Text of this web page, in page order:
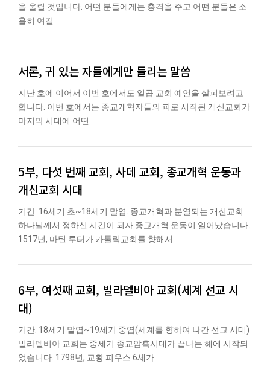
을 울릴 것입니다. 어떤 분들에게는 충격을 주고 어떤 분들은 소
홀히 여길
서론, 귀 있는 자들에게만 들리는 말씀
지난 호에 이어서 이번 호에서도 일곱 교회 예언을 살펴보려고
합니다. 이번 호에서는 종교개혁자들의 피로 시작된 개신교회가
마지막 시대에 어떤
5부, 다섯 번째 교회, 사데 교회, 종교개혁 운동과
개신교회 시대
기간: 16세기 초~18세기 말엽. 종교개혁과 분열되는 개신교회
하나님께서 정하신 시간이 되자 종교개혁 운동이 일어났습니다.
1517년, 마틴 루터가 카톨릭교회를 향해서
6부, 여섯째 교회, 빌라델비아 교회(세계 선교 시
대)
기간: 18세기 말엽~19세기 중엽(세계를 향하여 나간 선교 시대)
빌라델비아 교회는 중세기 종교암흑시대가 끝나는 해에 시작되
었습니다. 1798년, 교황 피우스 6세가